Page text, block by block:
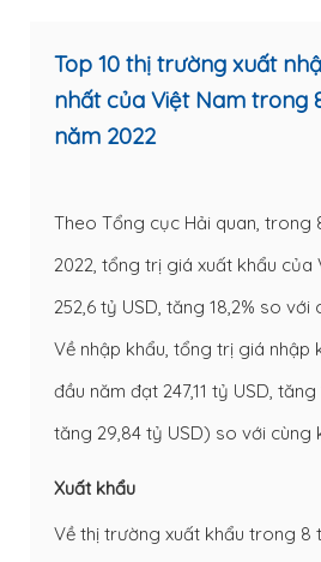
Top 10 thị trường xuất
nhất của Việt Nam trong
năm 2022
Theo Tổng cục Hải quan, trong
2022, tổng trị giá xuất khẩu của
252,6 tỷ USD, tăng 18,2% so với
Về nhập khẩu, tổng trị giá nhập
đầu năm đạt 247,11 tỷ USD,
tăng 29,84 tỷ USD) so với cùng
Xuất khẩu
Về thị trường xuất khẩu trong 8